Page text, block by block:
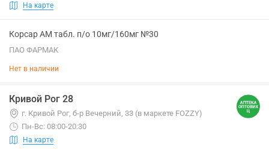
На карте
Корсар АМ табл. п/о 10мг/160мг №30
ПАО ФАРМАК
Нет в наличии
Кривой Рог 28
г. Кривой Рог, б-р Вечерний, 33 (в маркете FOZZY)
Пн-Вс: 08:00-20:30
На карте